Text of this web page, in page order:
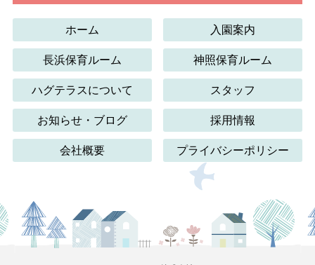
ホーム 入園案内
長浜保育ルーム 神照保育ルーム
ハグテラスについて スタッフ
お知らせ・ブログ 採用情報
会社概要 プライバシーポリシー